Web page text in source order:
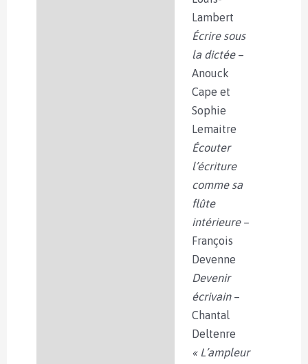
Lambert
Écrire sous
la dictée–
Anouck
Cape et
Sophie
Lemaitre
Écouter
l’écriture
comme sa
flûte
intérieure–
François
Devenne
Devenir
écrivain–
Chantal
Deltenre
« L’ampleur